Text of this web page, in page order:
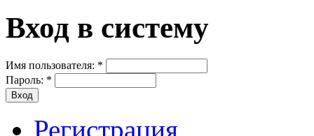
Вход в систему
Имя пользователя: *
Пароль: *
Регистрация